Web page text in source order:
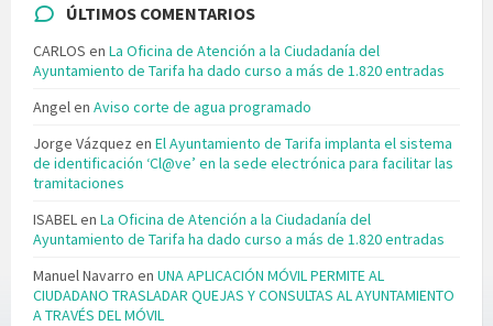
ÚLTIMOS COMENTARIOS
CARLOS en La Oficina de Atención a la Ciudadanía del
Ayuntamiento de Tarifa ha dado curso a más de 1.820 entradas
Angelen Aviso corte de agua programado
Jorge Vázquez en El Ayuntamiento de Tarifa implanta el sistema
de identificación ‘Cl@ve’ en la sede electrónica para facilitar las
tramitaciones
ISABELen La Oficina de Atención a la Ciudadanía del
Ayuntamiento de Tarifa ha dado curso a más de 1.820 entradas
Manuel Navarro en UNA APLICACIÓN MÓVIL PERMITE AL
CIUDADANO TRASLADAR QUEJAS Y CONSULTAS AL AYUNTAMIENTO
A TRAVÉS DEL MÓVIL